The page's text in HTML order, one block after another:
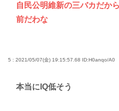
自民公明維新の三バカだか
前だわな
5 : 2021/05/07(金) 19:15:57.68 ID:H0anqo/A0
本当にIQ低そう